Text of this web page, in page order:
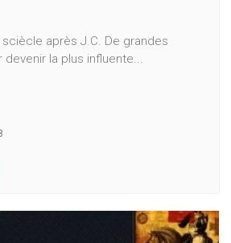
après J.C. De grandes
la plus influente...